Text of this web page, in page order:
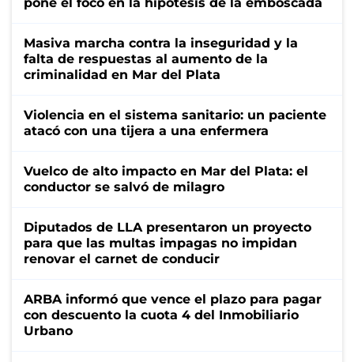
Masiva marcha contra la inseguridad y la
falta de respuestas al aumento de la
criminalidad en Mar del Plata
Violencia en el sistema sanitario: un paciente
atacó con una tijera a una enfermera
Vuelco de alto impacto en Mar del Plata: el
conductor se salvó de milagro
Diputados de LLA presentaron un proyecto
para que las multas impagas no impidan
renovar el carnet de conducir
ARBA informó que vence el plazo para pagar
con descuento la cuota 4 del Inmobiliario
Urbano